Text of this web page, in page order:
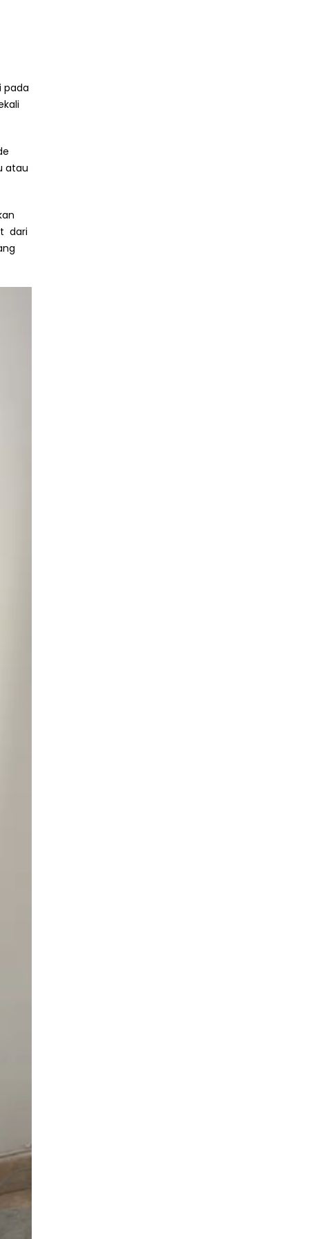
pada
atau
dari